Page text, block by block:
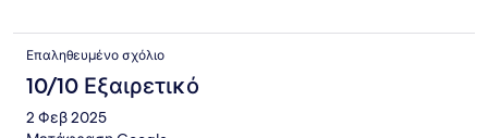
Επαληθευμένο σχόλιο
10/10 Εξαιρετικό
2 Φεβ 2025